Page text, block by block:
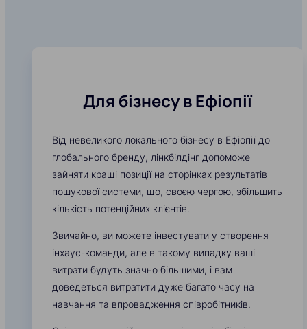
Для бізнесу в Ефіопії
Від невеликого локального бізнесу в Ефіопії до
глобального бренду, лінкбілдінг допоможе
зайняти кращі позиції на сторінках результатів
пошукової системи, що, своєю чергою, збільшить
кількість потенційних клієнтів.
Звичайно, ви можете інвестувати у створення
інхаус-команди, але в такому випадку ваші
витрати будуть значно більшими, і вам
доведеться витратити дуже багато часу на
навчання та впровадження співробітників.